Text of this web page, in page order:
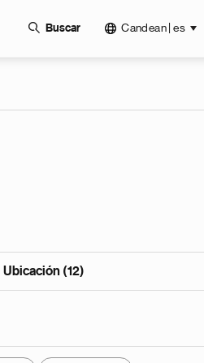
Buscar Candean | es
Ubicación (12)